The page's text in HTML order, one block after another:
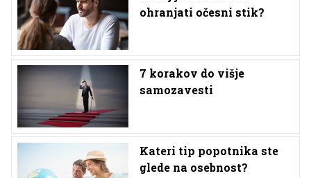
ohranjati očesni stik?
7 korakov do višje
samozavesti
Kateri tip popotnika ste
glede na osebnost?